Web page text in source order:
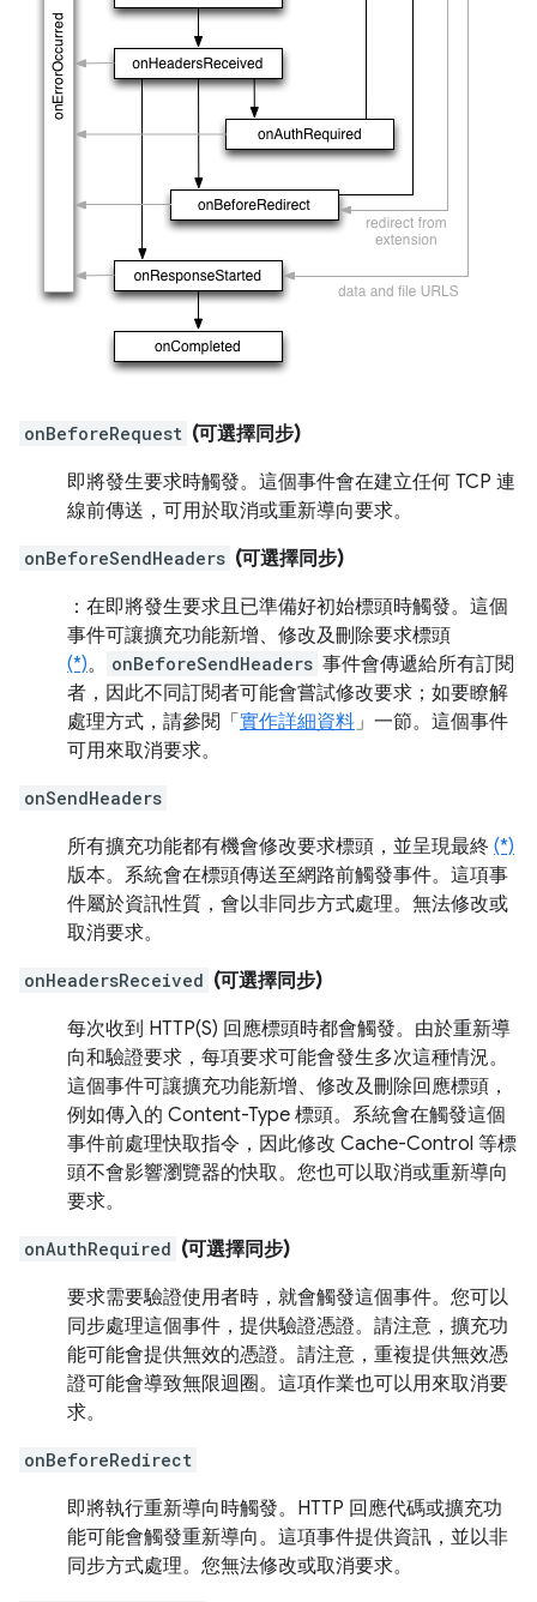
onBeforeRequest (可選擇同步)
即將發生要求時觸發。這個事件會在建立任何 TCP 連
線前傳送，可用於取消或重新導向要求。
onBeforeSendHeaders (可選擇同步)
：在即將發生要求且已準備好初始標頭時觸發。這個
事件可讓擴充功能新增、修改及刪除要求標頭
(*)。 onBeforeSendHeaders 事件會傳遞給所有訂閱
者，因此不同訂閱者可能會嘗試修改要求；如要瞭解
處理方式，請參閱「 實作詳細資料」一節。這個事件
可用來取消要求。
onSendHeaders
所有擴充功能都有機會修改要求標頭，並呈現最終 (*)
版本。系統會在標頭傳送至網路前觸發事件。這項事
件屬於資訊性質，會以非同步方式處理。無法修改或
取消要求。
onHeadersReceived (可選擇同步)
每次收到 HTTP(S) 回應標頭時都會觸發。由於重新導
向和驗證要求，每項要求可能會發生多次這種情況。
這個事件可讓擴充功能新增、修改及刪除回應標頭，
例如傳入的 Content-Type 標頭。系統會在觸發這個
事件前處理快取指令，因此修改 Cache-Control 等標
頭不會影響瀏覽器的快取。您也可以取消或重新導向
要求。
onAuthRequired (可選擇同步)
要求需要驗證使用者時，就會觸發這個事件。您可以
同步處理這個事件，提供驗證憑證。請注意，擴充功
能可能會提供無效的憑證。請注意，重複提供無效憑
證可能會導致無限迴圈。這項作業也可以用來取消要
求。
onBeforeRedirect
即將執行重新導向時觸發。HTTP 回應代碼或擴充功
能可能會觸發重新導向。這項事件提供資訊，並以非
同步方式處理。您無法修改或取消要求。